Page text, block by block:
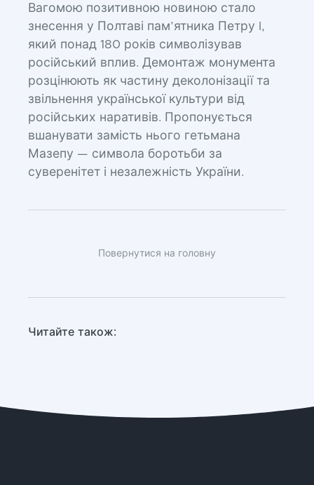
Вагомою позитивною новиною стало
знесення у Полтаві пам’ятника Петру I,
який понад 180 років символізував
російський вплив. Демонтаж монумента
розцінюють як частину деколонізації та
звільнення української культури від
російських наративів. Пропонується
вшанувати замість нього гетьмана
Мазепу — символа боротьби за
суверенітет і незалежність України.
Повернутися на головну
Читайте також: